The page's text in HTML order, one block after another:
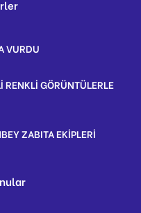
VURDU
RENKLİ GÖRÜNTÜLERLE
ZABITA EKİPLERİ